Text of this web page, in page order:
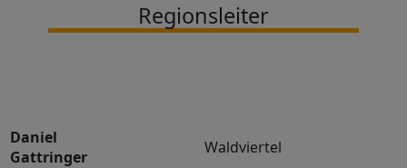
Regionsleiter
Daniel
Gattringer
Waldviertel